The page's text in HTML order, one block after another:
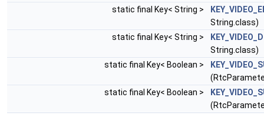
static final Key< String >
String.class)
static final Key< String >
String.class)
static final Key< Boolean >
static final Key< Boolean >